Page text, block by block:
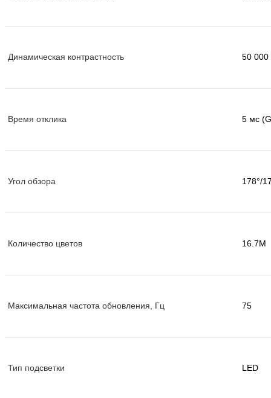
Динамическая контрастность 50 000
Время отклика 5 мс
Угол обзора 178°/
Количество цветов 16.7M
Максимальная частота обновления, Гц 75
Тип подсветки LED